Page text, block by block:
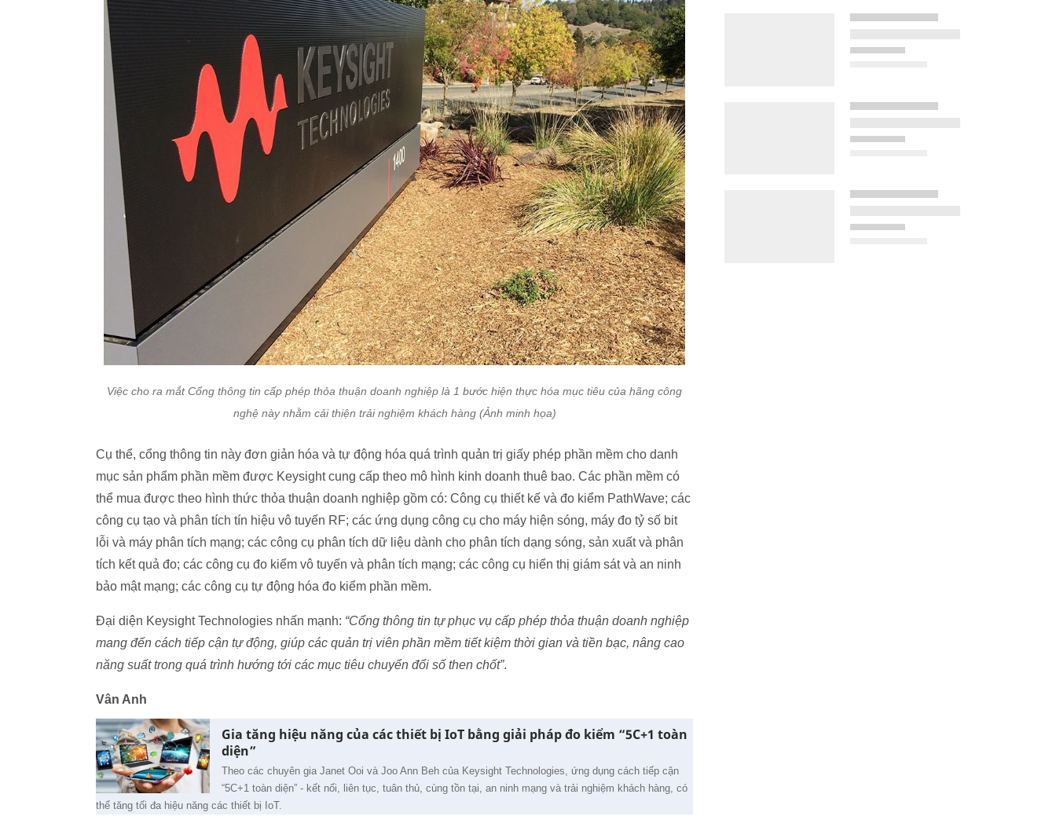
Việc cho ra mắt Cổng thông tin cấp phép thỏa thuận doanh nghiệp là 1 bước hiện thực hóa mục tiêu của hãng công
nghệ này nhằm cải thiện trải nghiệm khách hàng (Ảnh minh họa)
Cụ thể, cổng thông tin này đơn giản hóa và tự động hóa quá trình quản trị giấy phép phần mềm cho danh
mục sản phẩm phần mềm được Keysight cung cấp theo mô hình kinh doanh thuê bao. Các phần mềm có
thể mua được theo hình thức thỏa thuận doanh nghiệp gồm có: Công cụ thiết kế và đo kiểm PathWave; các
công cụ tạo và phân tích tín hiệu vô tuyến RF; các ứng dụng công cụ cho máy hiện sóng, máy đo tỷ số bit
lỗi và máy phân tích mạng; các công cụ phân tích dữ liệu dành cho phân tích dạng sóng, sản xuất và phân
tích kết quả đo; các công cụ đo kiểm vô tuyến và phân tích mạng; các công cụ hiển thị giám sát và an ninh
bảo mật mạng; các công cụ tự động hóa đo kiểm phần mềm.
Đại diện Keysight Technologies nhấn mạnh: “Cổng thông tin tự phục vụ cấp phép thỏa thuận doanh nghiệp
mang đến cách tiếp cận tự động, giúp các quản trị viên phần mềm tiết kiệm thời gian và tiền bạc, nâng cao
năng suất trong quá trình hướng tới các mục tiêu chuyển đổi số then chốt”.
Vân Anh
Gia tăng hiệu năng của các thiết bị IoT bằng giải pháp đo kiểm “5C+1 toàn
diện”
Theo các chuyên gia Janet Ooi và Joo Ann Beh của Keysight Technologies, ứng dụng cách tiếp cận
“5C+1 toàn diện” - kết nối, liên tục, tuân thủ, cùng tồn tại, an ninh mạng và trải nghiệm khách hàng, có
thể tăng tối đa hiệu năng các thiết bị IoT.